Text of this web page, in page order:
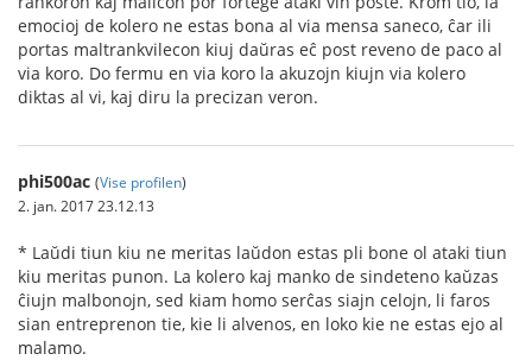
emocioj de kolero ne estas bona al via mensa saneco, ĉar ili
portas maltrankvilecon kiuj daŭras eĉ post reveno de paco al
via koro. Do fermu en via koro la akuzojn kiujn via kolero
diktas al vi, kaj diru la precizan veron.
phi500ac (Vise profilen)
2. jan. 2017 23.12.13
* Laŭdi tiun kiu ne meritas laŭdon estas pli bone ol ataki tiun
kiu meritas punon. La kolero kaj manko de sindeteno kaŭzas
ĉiujn malbonojn, sed kiam homo serĉas siajn celojn, li faros
sian entreprenon tie, kie li alvenos, en loko kie ne estas ejo al
malamo.